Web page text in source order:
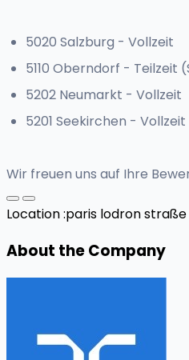
5020 Salzburg - Vollzeit
5110 Oberndorf - Teilzeit
5202 Neumarkt - Vollzeit
5201 Seekirchen - Vollzeit
Wir freuen uns auf Ihre
Location :paris lodron straße
About the Company